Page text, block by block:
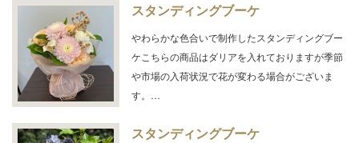
スタンディングブーケ
やわらかな色合いで制作したスタンディングブー
ケこちらの商品はダリアを入れておりますが季節
や市場の入荷状況で花が変わる場合がございま
す。…
スタンディングブーケ